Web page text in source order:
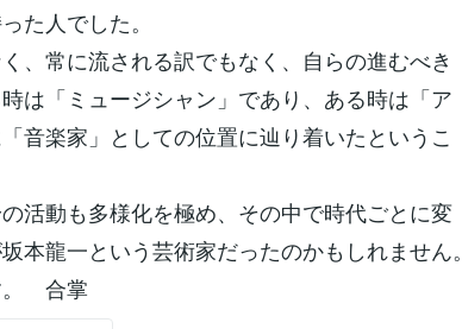
た人でした。
、常に流される訳でもなく、自らの進むべき
は「ミュージシャン」であり、ある時は「ア
音楽家」としての位置に辿り着いたというこ
活動も多様化を極め、その中で時代ごとに変
本龍一という芸術家だったのかもしれません。
。 合掌